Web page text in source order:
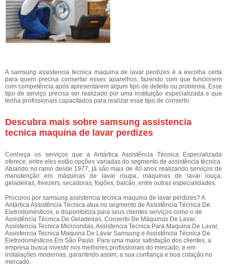
A samsung assistencia tecnica maquina de lavar perdizes é a escolha certa
para quem precisa consertar esses aparelhos, fazendo com que funcionem
com competência após apresentarem algum tipo de defeito ou problema. Esse
tipo de serviço precisa ser realizado por uma instituição especializada e que
tenha profissionais capacitados para realizar esse tipo de conserto.
Descubra mais sobre samsung assistencia
tecnica maquina de lavar perdizes
Conheça os serviços que a Antártica Assistência Técnica Especializada
oferece, entre eles estão opções variadas do segmento de assistência técnica.
Atuando no ramo desde 1977, já são mais de 40 anos realizando serviços de
manutenção em máquinas de lavar roupa, máquinas de lavar louça,
geladeiras, freezers, secadoras, fogões, balcão, entre outras especialidades.
Procurou por samsung assistencia tecnica maquina de lavar perdizes? A
Antártica Assistência Técnica atua no segmento de Assistência Técnica De
Eletrodomésticos, e disponibiliza para seus clientes serviços como o de
Assistência Técnica De Geladeiras, Conserto De Máquinas De Lavar,
Assistencia Tecnica Microondas, Assistencia Tecnica Para Maquina De Lavar,
Assistencia Tecnica Maquina De Lavar Samsung e Assistência Técnica De
Eletrodomésticos Em São Paulo. Para uma maior satisfação dos clientes, a
empresa busca investir nos melhores profissionais do mercado, e em
instalações modernas, garantindo assim, a sua confiança e boa cotação no
mercado.